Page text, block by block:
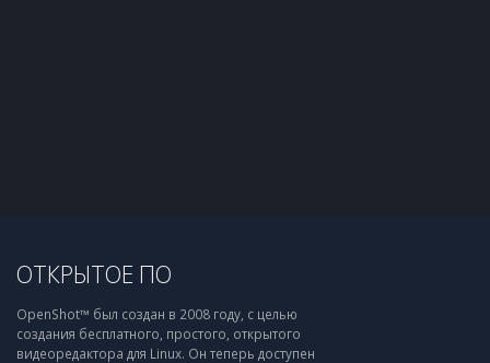
ОТКРЫТОЕ ПО
OpenShot™ был создан в 2008 году, с целью
создания бесплатного, простого, открытого
видеоредактора для Linux. Он теперь доступен